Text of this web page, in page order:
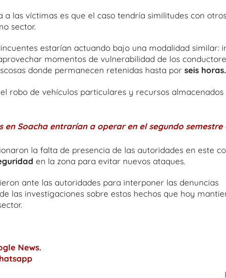
a las víctimas es que el caso tendría similitudes con
sector.
estarían actuando bajo una modalidad similar:
momentos de vulnerabilidad de los
donde permanecen retenidas hasta por seis horas.
robo de vehículos particulares y recursos almacenados
en Soacha entrarían a operar en el segundo semestre
la falta de presencia de las autoridades en este
en la zona para evitar nuevos ataques.
ante las autoridades para interponer las denuncias
las investigaciones sobre estos hechos que hoy
News.